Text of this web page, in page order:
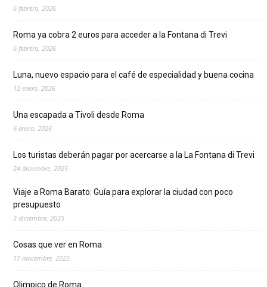
6 febrero, 2026
Roma ya cobra 2 euros para acceder a la Fontana di Trevi
6 febrero, 2026
Luna, nuevo espacio para el café de especialidad y buena cocina
12 enero, 2026
Una escapada a Tivoli desde Roma
6 enero, 2026
Los turistas deberán pagar por acercarse a la La Fontana di Trevi
24 diciembre, 2025
Viaje a Roma Barato: Guía para explorar la ciudad con poco
presupuesto
3 diciembre, 2025
Cosas que ver en Roma
17 noviembre, 2025
Olimpico de Roma